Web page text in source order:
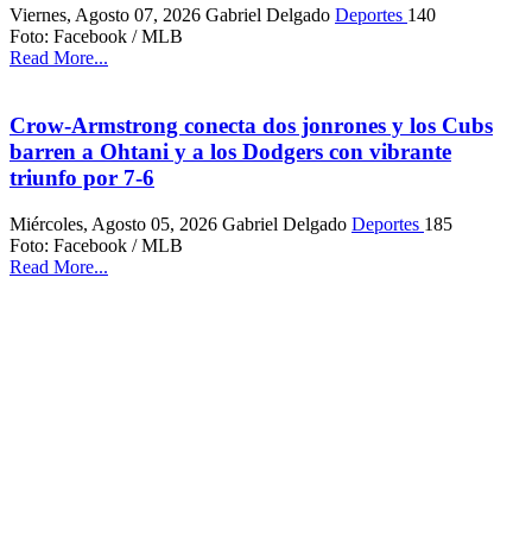
Viernes, Agosto 07, 2026 Gabriel Delgado Deportes 140
Foto: Facebook / MLB
Read More...
Crow-Armstrong conecta dos jonrones y los Cubs
barren a Ohtani y a los Dodgers con vibrante
triunfo por 7-6
Miércoles, Agosto 05, 2026 Gabriel Delgado Deportes 185
Foto: Facebook / MLB
Read More...